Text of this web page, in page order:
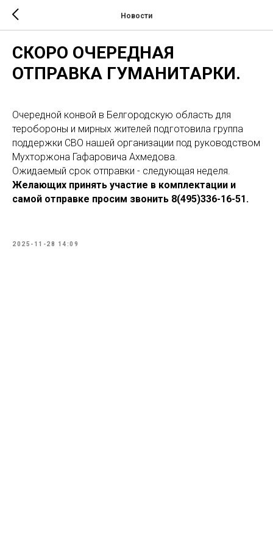
Новости
СКОРО ОЧЕРЕДНАЯ
ОТПРАВКА ГУМАНИТАРКИ.
Очередной конвой в Белгородскую область для
теробороны и мирных жителей подготовила группа
поддержки СВО нашей организации под руководством
Мухторжона Гафаровича Ахмедова.
Ожидаемый срок отправки - следующая неделя.
Желающих принять участие в комплектации и
самой отправке просим звонить 8(495)336-16-51.
2025-11-28 14:09